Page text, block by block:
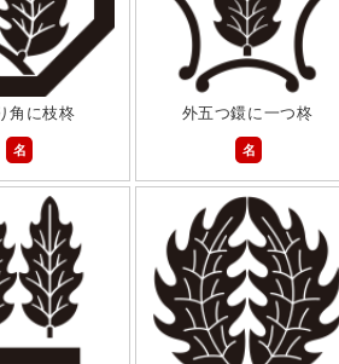
角に枝柊
名
外五つ鐶に一つ柊
名